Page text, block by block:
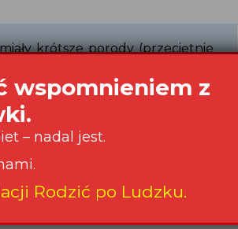
krótsze porody (przeciętnie
wyższy wynik w punktacji
Birth Center w Stanach
814 kobiet, które swobodnie jadły
przypadku wystąpienia
grupy zakończono poród